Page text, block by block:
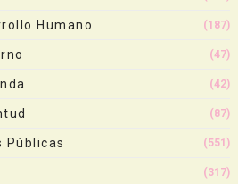
Humano (187)
(47)
(42)
(87)
Públicas (551)
(317)